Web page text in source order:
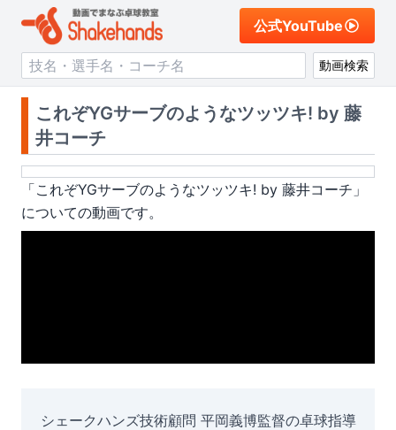
公式YouTube
動画検索
これぞYGサーブのようなツッツキ! by 藤
井コーチ
「これぞYGサーブのようなツッツキ! by 藤井コーチ 」
についての動画です。
シェークハンズ技術顧問 平岡義博監督の卓球指導